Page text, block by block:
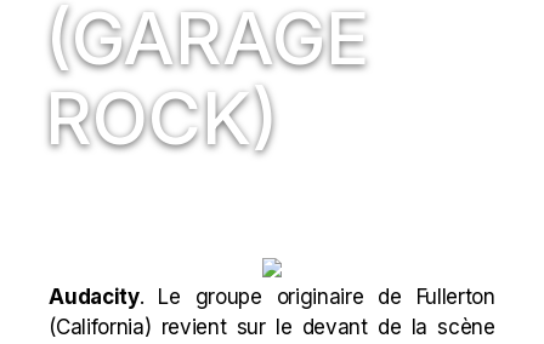
(GARAGE
ROCK)
Audacity. Le groupe originaire de Fullerton
(California) revient sur le devant de la scène